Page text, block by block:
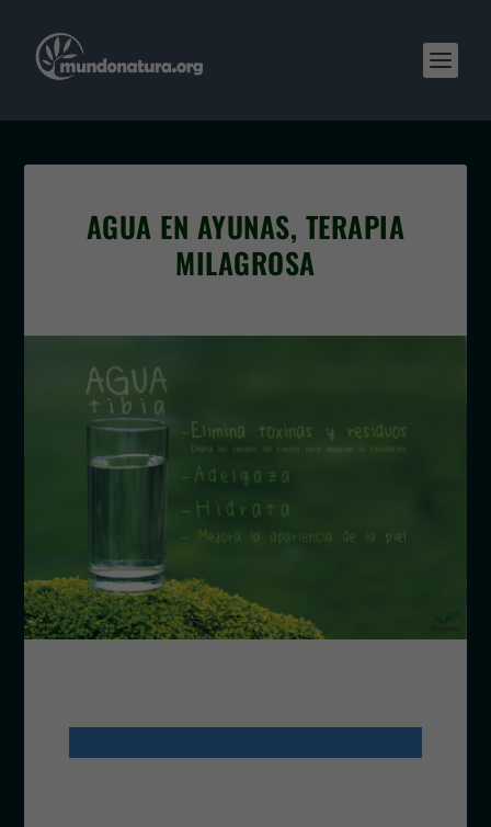
AGUA EN AYUNAS, TERAPIA
MILAGROSA